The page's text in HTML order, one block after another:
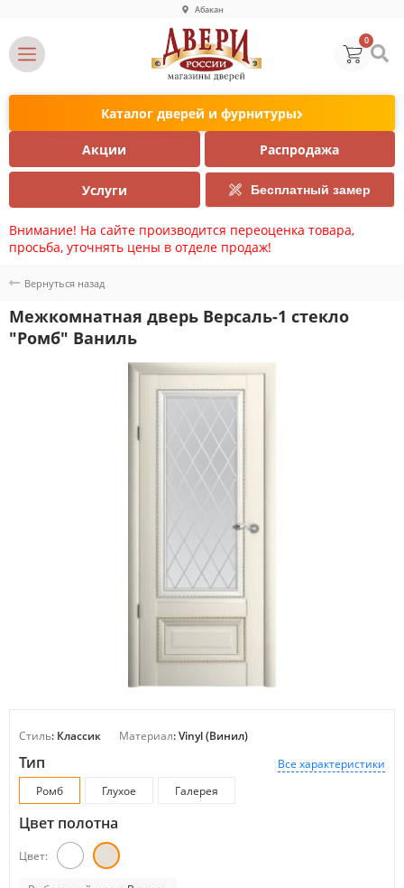
Абакан
0
Каталог дверей и фурнитуры
Акции Распродажа
Услуги Бесплатный замер
Внимание! На сайте производится переоценка товара,
просьба, уточнять цены в отделе продаж!
Вернуться назад
Межкомнатная дверь Версаль-1 стекло
"Ромб" Ваниль
Стиль: Классик Материал: Vinyl (Винил)
Все характеристики
Тип
Ромб Глухое Галерея
Цвет полотна
Цвет: